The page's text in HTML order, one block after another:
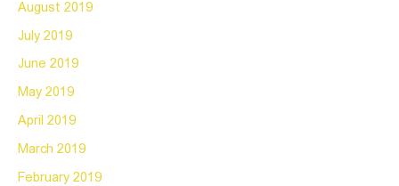
August 2019
July 2019
June 2019
May 2019
April 2019
March 2019
February 2019